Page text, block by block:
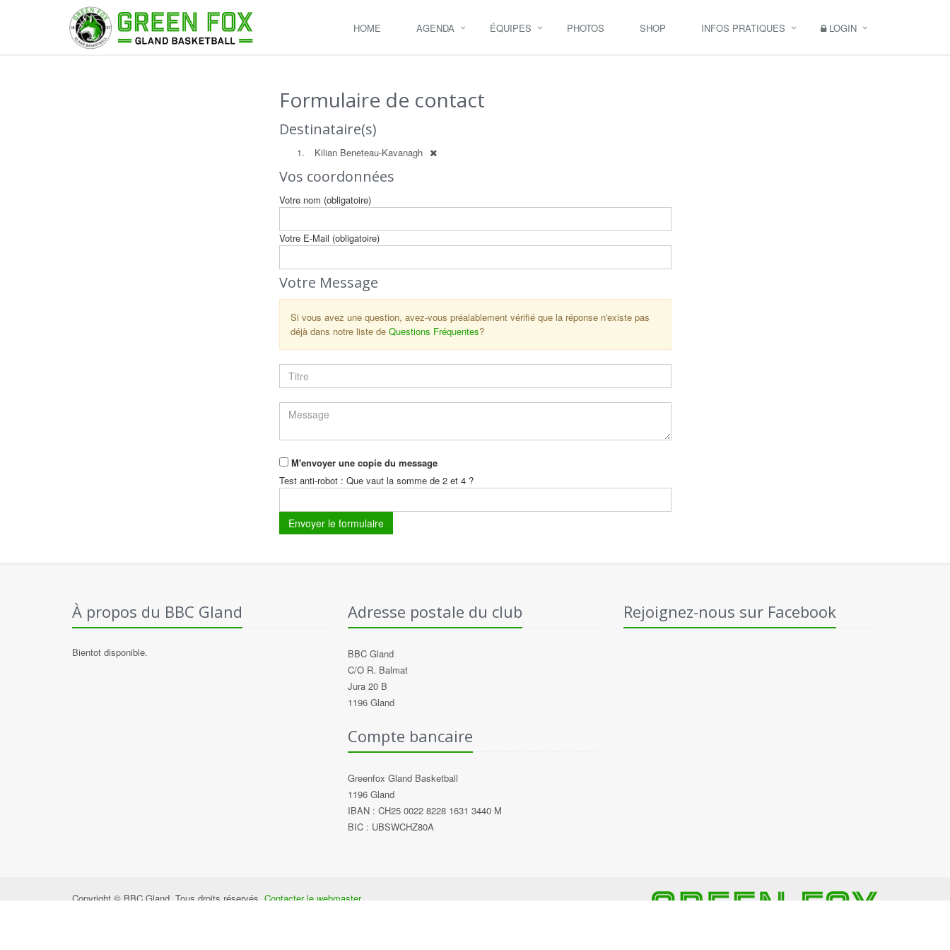
HOME AGENDA ÉQUIPES PHOTOS SHOP INFOS PRATIQUES LOGIN
Formulaire de contact
Destinataire(s)
Kilian Beneteau-Kavanagh
Vos coordonnées
Votre nom (obligatoire)
Votre E-Mail (obligatoire)
Votre Message
Si vous avez une question, avez-vous préalablement vérifié que la réponse n'existe pas
déjà dans notre liste de Questions Fréquentes?
M'envoyer une copie du message
Test anti-robot : Que vaut la somme de 2 et 4 ?
À propos du BBC Gland
Bientot disponible.
Adresse postale du club
BBC Gland
C/O R. Balmat
Jura 20 B
1196 Gland
Compte bancaire
Greenfox Gland Basketball
1196 Gland
IBAN : CH25 0022 8228 1631 3440 M
BIC : UBSWCHZ80A
Rejoignez-nous sur Facebook
Copyright © BBC Gland. Tous droits réservés. Contacter le webmaster